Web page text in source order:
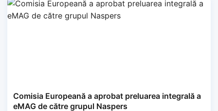
Comisia Europeană a aprobat preluarea integrală a
eMAG de către grupul Naspers